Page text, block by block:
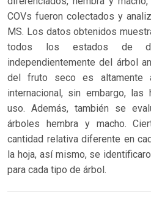
COVs fueron colectados y
MS. Los datos obtenidos
todos los estados de
independientemente del árbol
del fruto seco es altamente
internacional, sin embargo, las
uso. Además, también se
árboles hembra y macho.
cantidad relativa diferente en
la hoja, así mismo, se
para cada tipo de árbol.